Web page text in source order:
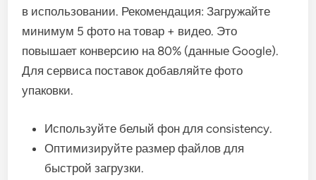
в использовании. Рекомендация: Загружайте
минимум 5 фото на товар + видео. Это
повышает конверсию на 80% (данные Google).
Для сервиса поставок добавляйте фото
упаковки.
Используйте белый фон для consistency.
Оптимизируйте размер файлов для
быстрой загрузки.